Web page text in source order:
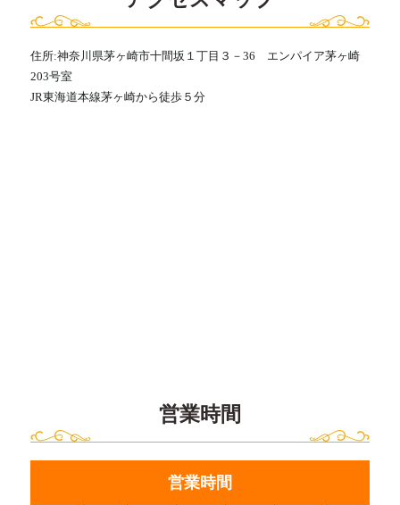
住所:神奈川県茅ヶ崎市十間坂１丁目３－36 エンパイア茅ヶ崎
203号室
JR東海道本線茅ヶ崎から徒歩５分
営業時間
営業時間